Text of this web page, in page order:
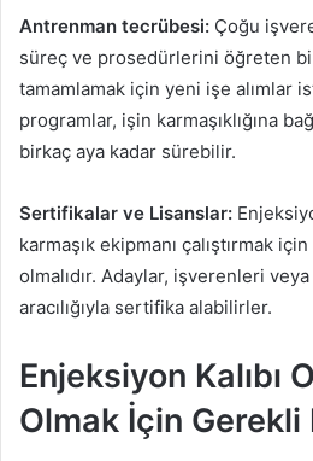
Antrenman tecrübesi: Çoğu
süreç ve prosedürlerini öğreten
tamamlamak için yeni işe alımlar
programlar, işin karmaşıklığına
birkaç aya kadar sürebilir.
Sertifikalar ve Lisanslar:
karmaşık ekipmanı çalıştırmak
olmalıdır. Adaylar, işverenleri
aracılığıyla sertifika alabilirler.
Enjeksiyon Kalıbı
Olmak İçin